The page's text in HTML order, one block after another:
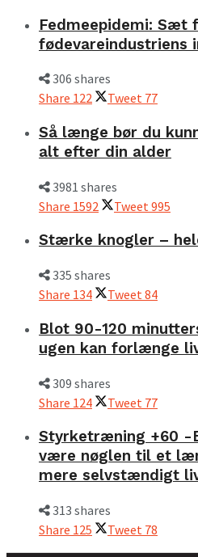
Fedmeepidemi: Sæt
fødevareindustriens
306 shares
Share 122 Tweet 77
Så længe bør du
alt efter din alder
3981 shares
Share 1592 Tweet 995
Stærke knogler –
335 shares
Share 134 Tweet84
Blot 90-120
ugen kan forlænge
309 shares
Share 124 Tweet 77
Styrketræning +60 -
være nøglen til et
mere selvstændigt
313 shares
Share 125 Tweet 78